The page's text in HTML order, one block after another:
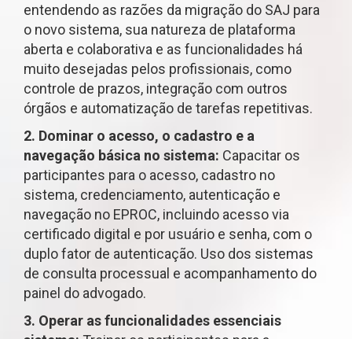
entendendo as razões da migração do SAJ para
o novo sistema, sua natureza de plataforma
aberta e colaborativa e as funcionalidades há
muito desejadas pelos profissionais, como
controle de prazos, integração com outros
órgãos e automatização de tarefas repetitivas.
2. Dominar o acesso, o cadastro e a
navegação básica no sistema: Capacitar os
participantes para o acesso, cadastro no
sistema, credenciamento, autenticação e
navegação no EPROC, incluindo acesso via
certificado digital e por usuário e senha, com o
duplo fator de autenticação. Uso dos sistemas
de consulta processual e acompanhamento do
painel do advogado.
3. Operar as funcionalidades essenciais